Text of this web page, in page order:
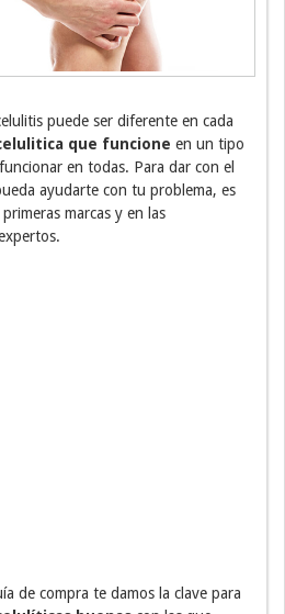
puede ser diferente en cada
que funcione en un tipo
en todas. Para dar con el
ayudarte con tu problema, es
marcas y en las
de compra te damos la clave para